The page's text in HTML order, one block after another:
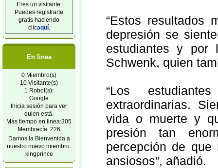
Eres un visitante.
Puedes registrarte
gratis haciendo
clicaquí.
En linea
0 Miembro(s)
10 Visitante(s)
1 Robot(s):
Google
Inicia sesión para ver
quien está.
Más tiempo en linea:305
Membrecía: 226
Damos la Bienvenida a
nuestro nuevo miembro:
kingprince
“Estos resultados
depresión se
estudiantes y por
Schwenk, quien
“Los
extraordinarias.
vida o muerte y
presión tan
percepción de
ansiosos”, añadió.